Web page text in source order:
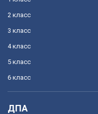
2 класс
3 класс
4 класс
5 класс
6 класс
ДПА